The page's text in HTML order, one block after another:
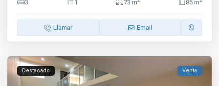
3 1 73 m 86 m
Llamar Email
Destacado Venta